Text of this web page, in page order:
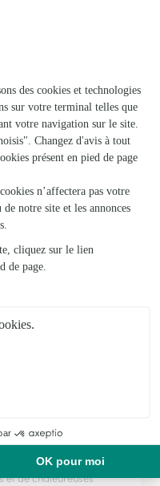
fais livrer beaucoup de
service est au top. Les
et la prestation livraison
, j ai contacté le service
à vous . Bravo pour
beaucoup !
et de chaleureuses